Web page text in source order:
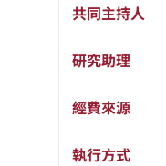
共同主持人
研究助理
經費來源
執行方式